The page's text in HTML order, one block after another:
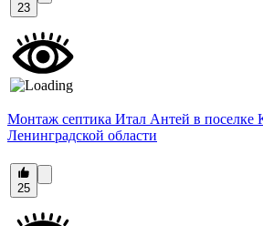
23
Монтаж септика Итал Антей в поселке
Ленинградской области
25